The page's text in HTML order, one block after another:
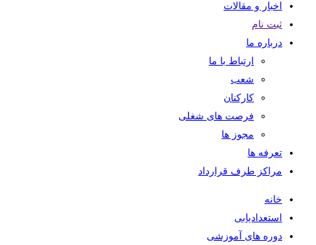
اخبار و مقالات
ثبت نام
درباره ما
ارتباط با ما
شعب
کارکنان
فرصت های شغلی
مجوز ها
تعرفه ها
مراکز طرف قرارداد
خانه
استعدادیابی
دوره های آموزشی